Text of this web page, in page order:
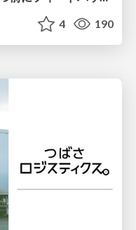
4 190